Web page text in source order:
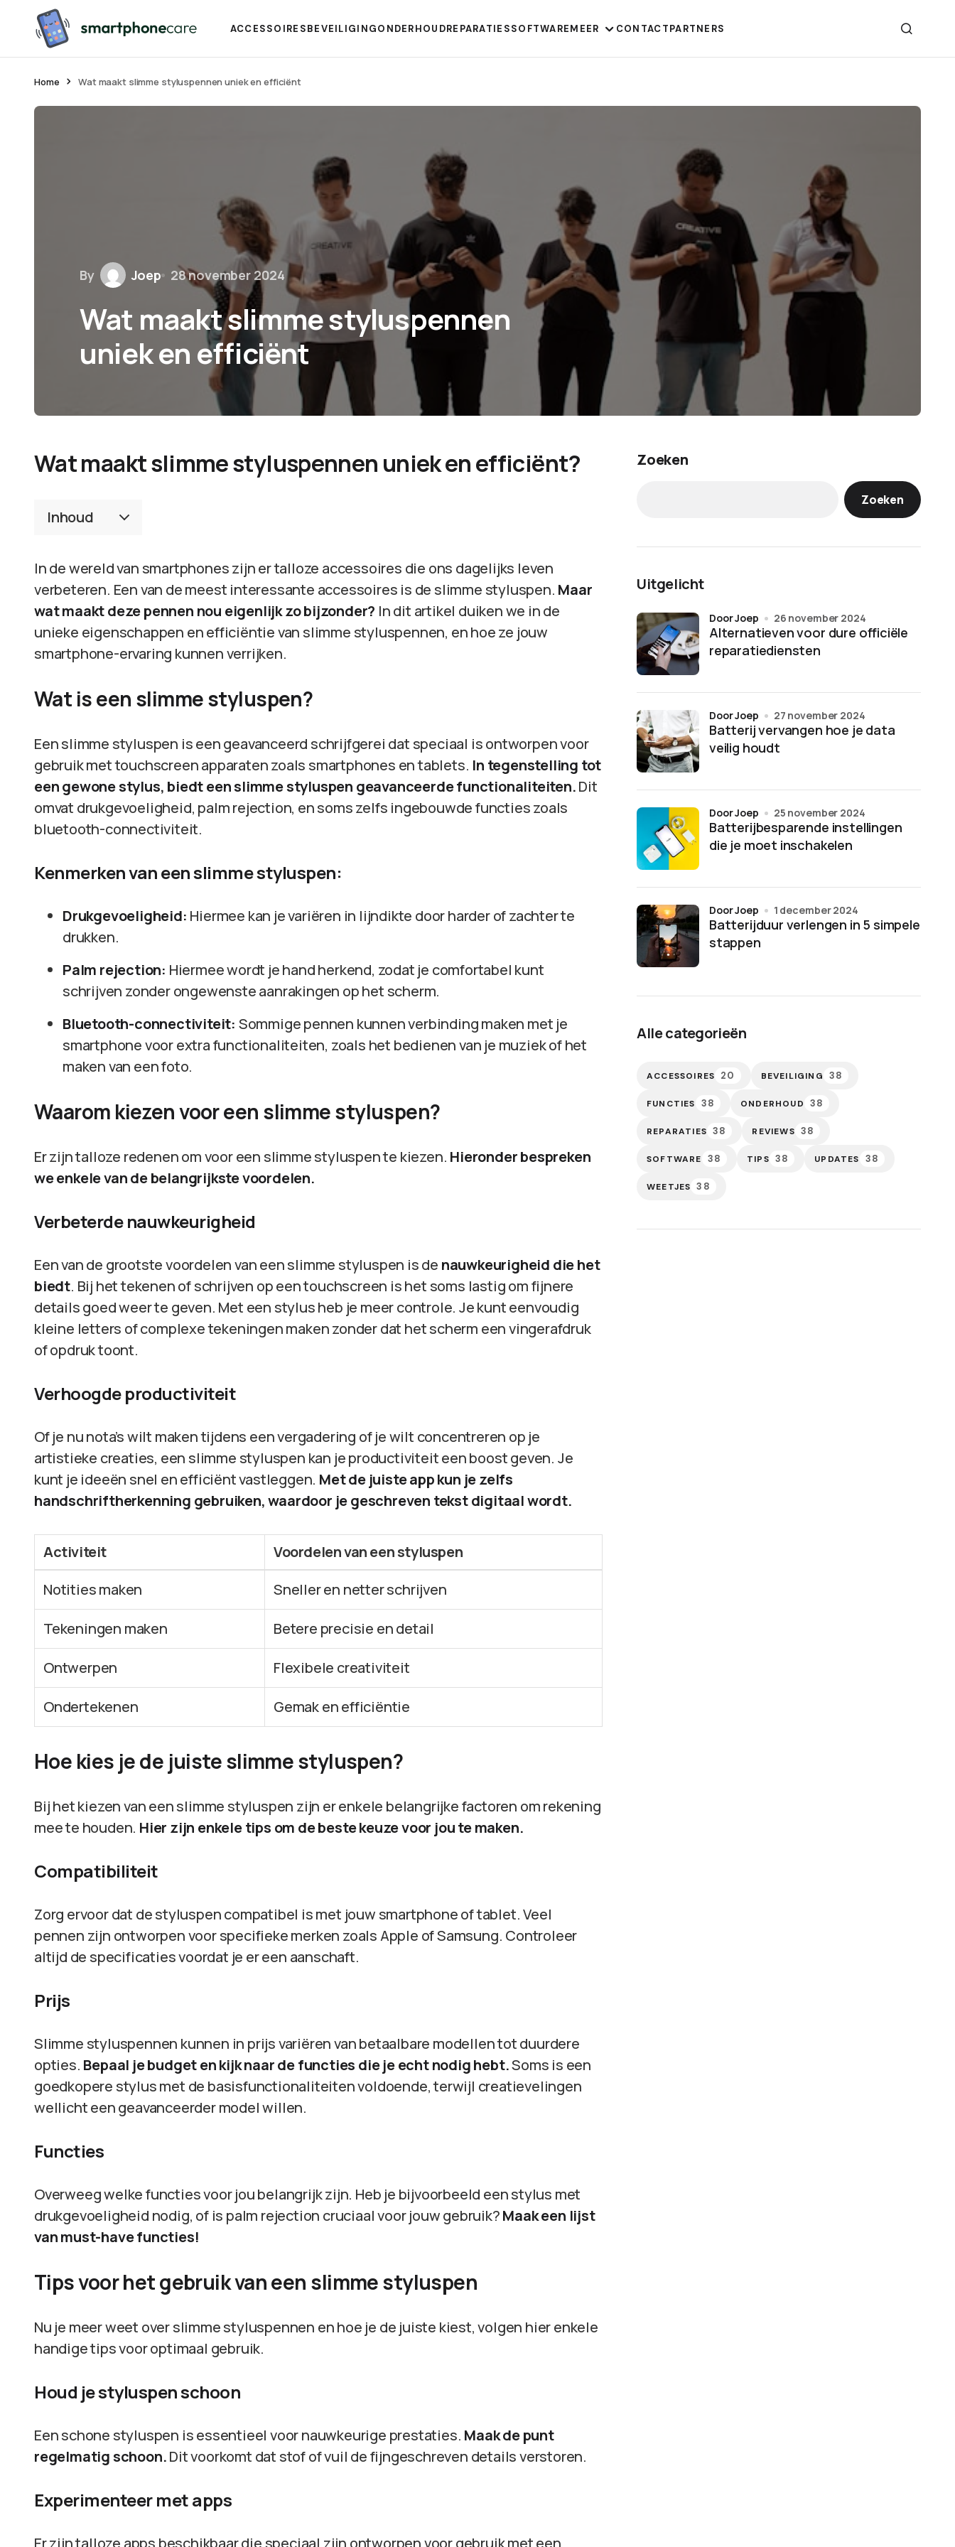
ACCESSOIRESBEVEILIGINGONDERHOUDREPARATIESSOFTWAREMEER CONTACTPARTNERS
Home Wat maakt slimme styluspennen uniek en efficiënt
By Joep 28 november 2024
Wat maakt slimme styluspennen
uniek en efficiënt
Wat maakt slimme styluspennen uniek en efficiënt?
Inhoud
In de wereld van smartphones zijn er talloze accessoires die ons dagelijks leven
verbeteren. Een van de meest interessante accessoires is de slimme styluspen. Maar
wat maakt deze pennen nou eigenlijk zo bijzonder? In dit artikel duiken we in de
unieke eigenschappen en efficiëntie van slimme styluspennen, en hoe ze jouw
smartphone-ervaring kunnen verrijken.
Wat is een slimme styluspen?
Een slimme styluspen is een geavanceerd schrijfgerei dat speciaal is ontworpen voor
gebruik met touchscreen apparaten zoals smartphones en tablets. In tegenstelling tot
een gewone stylus, biedt een slimme styluspen geavanceerde functionaliteiten.Dit
omvat drukgevoeligheid, palm rejection, en soms zelfs ingebouwde functies zoals
bluetooth-connectiviteit.
Kenmerken van een slimme styluspen:
Drukgevoeligheid: Hiermee kan je variëren in lijndikte door harder of zachter te
drukken.
Palm rejection: Hiermee wordt je hand herkend, zodat je comfortabel kunt
schrijven zonder ongewenste aanrakingen op het scherm.
Bluetooth-connectiviteit: Sommige pennen kunnen verbinding maken met je
smartphone voor extra functionaliteiten, zoals het bedienen van je muziek of het
maken van een foto.
Waarom kiezen voor een slimme styluspen?
Er zijn talloze redenen om voor een slimme styluspen te kiezen. Hieronder bespreken
we enkele van de belangrijkste voordelen.
Verbeterde nauwkeurigheid
Een van de grootste voordelen van een slimme styluspen is de nauwkeurigheid die het
biedt. Bij het tekenen of schrijven op een touchscreen is het soms lastig om fijnere
details goed weer te geven. Met een stylus heb je meer controle. Je kunt eenvoudig
kleine letters of complexe tekeningen maken zonder dat het scherm een vingerafdruk
of opdruk toont.
Verhoogde productiviteit
Of je nu nota’s wilt maken tijdens een vergadering of je wilt concentreren op je
artistieke creaties, een slimme styluspen kan je productiviteit een boost geven. Je
kunt je ideeën snel en efficiënt vastleggen. Met de juiste app kun je zelfs
handschriftherkenning gebruiken, waardoor je geschreven tekst digitaal wordt.
Activiteit
Voordelen van een styluspen
Notities maken
Sneller en netter schrijven
Tekeningen maken Betere precisie en detail
Ontwerpen Flexibele creativiteit
Ondertekenen Gemak en efficiëntie
Hoe kies je de juiste slimme styluspen?
Bij het kiezen van een slimme styluspen zijn er enkele belangrijke factoren om rekening
mee te houden. Hier zijn enkele tips om de beste keuze voor jou te maken.
Compatibiliteit
Zorg ervoor dat de styluspen compatibel is met jouw smartphone of tablet. Veel
pennen zijn ontworpen voor specifieke merken zoals Apple of Samsung. Controleer
altijd de specificaties voordat je er een aanschaft.
Prijs
Slimme styluspennen kunnen in prijs variëren van betaalbare modellen tot duurdere
opties. Bepaal je budget en kijk naar de functies die je echt nodig hebt.Soms is een
goedkopere stylus met de basisfunctionaliteiten voldoende, terwijl creatievelingen
wellicht een geavanceerder model willen.
Functies
Overweeg welke functies voor jou belangrijk zijn. Heb je bijvoorbeeld een stylus met
drukgevoeligheid nodig, of is palm rejection cruciaal voor jouw gebruik?Maak een lijst
van must-have functies!
Tips voor het gebruik van een slimme styluspen
Nu je meer weet over slimme styluspennen en hoe je de juiste kiest, volgen hier enkele
handige tips voor optimaal gebruik.
Houd je styluspen schoon
Een schone styluspen is essentieel voor nauwkeurige prestaties. Maak de punt
regelmatig schoon.Dit voorkomt dat stof of vuil de fijngeschreven details verstoren.
Experimenteer met apps
Er zijn talloze apps beschikbaar die speciaal zijn ontworpen voor gebruik met een
Zoeken
Zoeken
Uitgelicht
Alternatieven voor dure officiële
reparatiediensten
door Joep 26 november 2024
Batterij vervangen hoe je data
veilig houdt
door Joep 27 november 2024
Batterijbesparende instellingen
die je moet inschakelen
door Joep 25 november 2024
Batterijduur verlengen in 5 simpele
stappen
door Joep 1 december 2024
Alle categorieën
ACCESSOIRES 20 BEVEILIGING 38
FUNCTIES 38 ONDERHOUD 38
REPARATIES 38 REVIEWS 38
SOFTWARE 38 TIPS 38 UPDATES 38
WEETJES 38